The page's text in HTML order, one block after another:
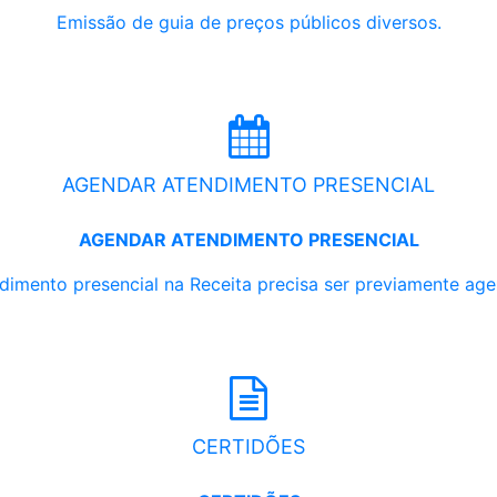
Emissão de guia de preços públicos diversos.
AGENDAR ATENDIMENTO PRESENCIAL
AGENDAR ATENDIMENTO PRESENCIAL
presencial na Receita precisa ser previamente
CERTIDÕES